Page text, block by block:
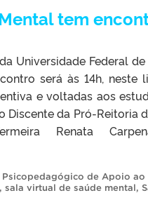
tem
Universidade Federal
será às 14h,
e voltadas aos
da Pró-Reitoria
Renata
Psicopedagógico de Apoio ao
, sala virtual de saúde mental,